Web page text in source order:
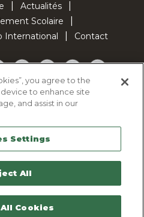
Actualités
Scolaire
International
Contact
YouTubePinterestInstagramLinkedInTikTok
des cookies
confidentialité
légales
du site
nous
you agree to the
to enhance site
and assist in our
Settings
All
Cookies